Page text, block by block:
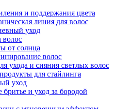
и поддержания цвета
линия для волос
уход
волос
от солнца
волос
ухода и сияния светлых волос
для стайлинга
уход
и уход за бородой